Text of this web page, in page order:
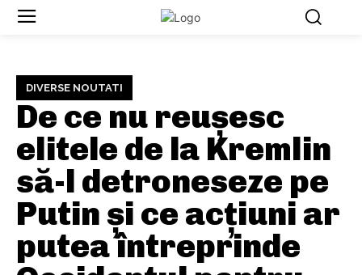
DIVERSE NOUTATI
De ce nu reușesc
elitele de la Kremlin
să-l detroneseze pe
Putin și ce acțiuni ar
putea întreprinde